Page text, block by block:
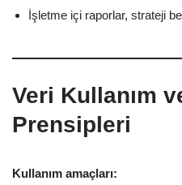
İşletme içi raporlar, strateji
Veri Kullanım
Prensipleri
Kullanım amaçları: